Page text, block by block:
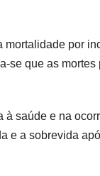
mortalidade por
se que as mortes
à saúde e na
e a sobrevida